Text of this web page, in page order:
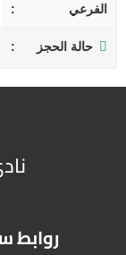
الفرعي
حالة الحجز
روابط